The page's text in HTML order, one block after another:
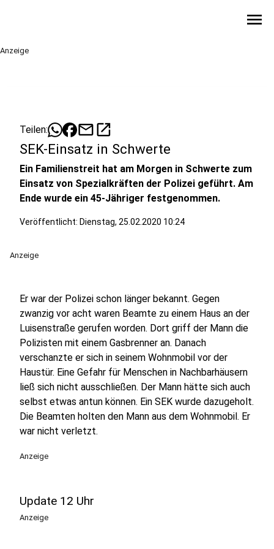
menu
Anzeige
Teilen: mailopen_in_new
SEK-Einsatz in Schwerte
Ein Familienstreit hat am Morgen in Schwerte zum
Einsatz von Spezialkräften der Polizei geführt. Am
Ende wurde ein 45-Jähriger festgenommen.
Veröffentlicht: Dienstag, 25.02.2020 10:24
Anzeige
Er war der Polizei schon länger bekannt. Gegen
zwanzig vor acht waren Beamte zu einem Haus an der
Luisenstraße gerufen worden. Dort griff der Mann die
Polizisten mit einem Gasbrenner an. Danach
verschanzte er sich in seinem Wohnmobil vor der
Haustür. Eine Gefahr für Menschen in Nachbarhäusern
ließ sich nicht ausschließen. Der Mann hätte sich auch
selbst etwas antun können. Ein SEK wurde dazugeholt.
Die Beamten holten den Mann aus dem Wohnmobil. Er
war nicht verletzt.
Anzeige
Update 12 Uhr
Anzeige